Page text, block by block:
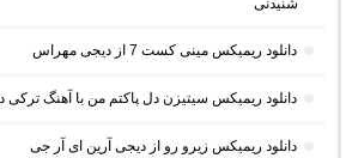
دانلود ریمیکس مینی کست 7 از دیجی مهراس
دانلود ریمیکس سیتیزن دل پاکتم من با آهنگ ترکی
دانلود ریمیکس زیرو رو از دیجی آرین ای آر جی